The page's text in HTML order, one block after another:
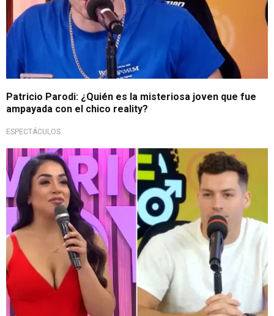
Patricio Parodi: ¿Quién es la misteriosa joven que fue
ampayada con el chico reality?
ESPECTÁCULOS
¡Uy, qué fue!